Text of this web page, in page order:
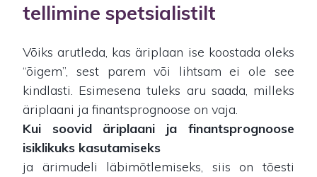
tellimine spetsialistilt
Võiks arutleda, kas äriplaan ise koostada oleks
“õigem”, sest parem või lihtsam ei ole see
kindlasti. Esimesena tuleks aru saada, milleks
äriplaani ja finantsprognoose on vaja.
Kui soovid äriplaani ja finantsprognoose
isiklikuks kasutamiseks
ja ärimudeli läbimõtlemiseks, siis on tõesti